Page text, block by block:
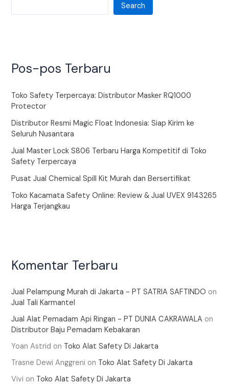
Search
Pos-pos Terbaru
Toko Safety Terpercaya: Distributor Masker RQ1000
Protector
Distributor Resmi Magic Float Indonesia: Siap Kirim ke
Seluruh Nusantara
Jual Master Lock S806 Terbaru Harga Kompetitif di Toko
Safety Terpercaya
Pusat Jual Chemical Spill Kit Murah dan Bersertifikat
Toko Kacamata Safety Online: Review & Jual UVEX 9143265
Harga Terjangkau
Komentar Terbaru
Jual Pelampung Murah di Jakarta - PT SATRIA SAFTINDO on
Jual Tali Karmantel
Jual Alat Pemadam Api Ringan - PT DUNIA CAKRAWALA on
Distributor Baju Pemadam Kebakaran
Yoan Astrid on Toko Alat Safety Di Jakarta
Trasne Dewi Anggreni on Toko Alat Safety Di Jakarta
Vivi on Toko Alat Safety Di Jakarta